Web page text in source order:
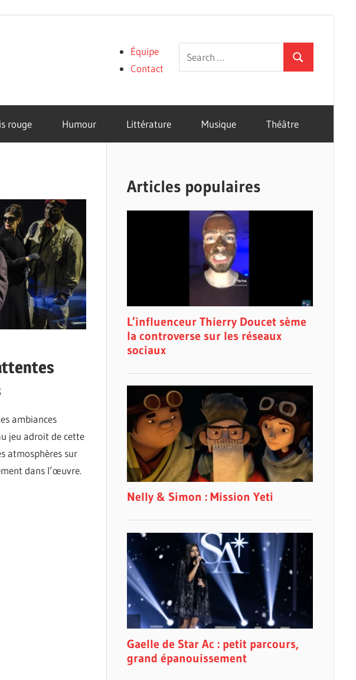
Search
for:
Search
Équipe
Contact
rouge Humour Littérature Musique Théâtre
ambiances
jeu adroit de cette
atmosphères sur
dans l’œuvre.
Articles populaires